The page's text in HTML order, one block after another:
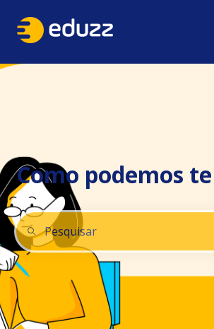
Como podemos
Não há sugestões porque o